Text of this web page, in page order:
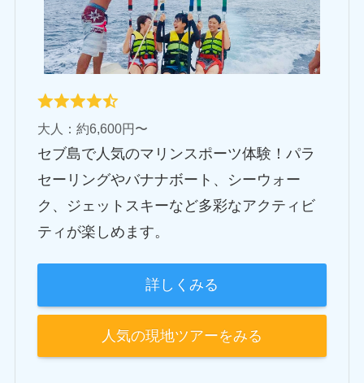
大人：約6,600円〜
セブ島で人気のマリンスポーツ体験！パラ
セーリングやバナナボート、シーウォー
ク、ジェットスキーなど多彩なアクティビ
ティが楽しめます。
詳しくみる
人気の現地ツアーをみる